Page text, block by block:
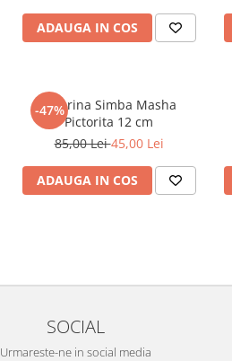
ADAUGA IN COS
-47%
Figurina Simba Masha
Pictorita 12 cm
85,00 Lei45,00 Lei
ADAUGA IN COS
SOCIAL
Urmareste-ne in social media